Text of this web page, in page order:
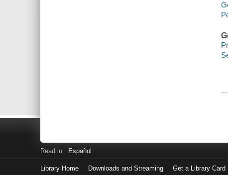
Read in Español
Library Home Downloads and Streaming Get a Library Card